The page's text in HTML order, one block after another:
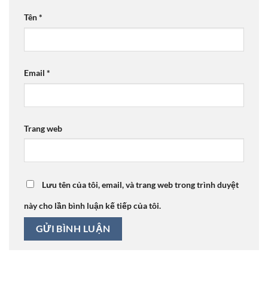
Tên*
Email *
Trang web
Lưu tên của tôi, email, và trang web trong trình duyệt
này cho lần bình luận kế tiếp của tôi.